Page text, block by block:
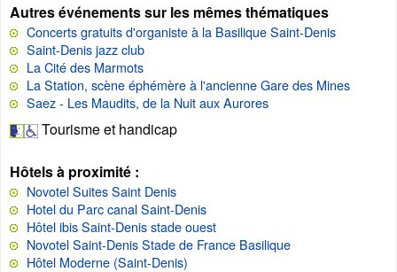
Autres événements sur les mêmes thématiques
Concerts gratuits d'organiste à la Basilique Saint-Denis
Saint-Denis jazz club
La Cité des Marmots
La Station, scène éphémère à l'ancienne Gare des Mines
Saez - Les Maudits, de la Nuit aux Aurores
Tourisme et handicap
Hôtels à proximité :
Novotel Suites Saint Denis
Hotel du Parc canal Saint-Denis
Hôtel ibis Saint-Denis stade ouest
Novotel Saint-Denis Stade de France Basilique
Hôtel Moderne (Saint-Denis)